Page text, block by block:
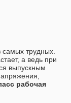
самых трудных.
а ведь при
выпускным
рабочая